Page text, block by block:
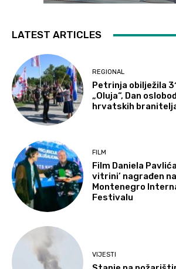
LATEST ARTICLES
REGIONAL
Petrinja obilježila
„Oluja“, Dan
hrvatskih
FILM
Film Daniela
vitrini’ nagrađen
Montenegro
Festivalu
VIJESTI